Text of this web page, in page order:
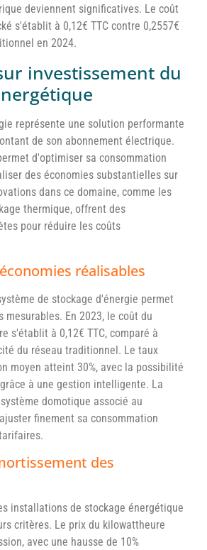
deviennent significatives. Le coût
s'établit à 0,12€ TTC contre 0,2557€
en 2024.
investissement du
représente une solution performante
de son abonnement électrique.
d'optimiser sa consommation
des économies substantielles sur
dans ce domaine, comme les
thermique, offrent des
pour réduire les coûts
réalisables
de stockage d'énergie permet
mesurables. En 2023, le coût du
s'établit à 0,12€ TTC, comparé à
du réseau traditionnel. Le taux
moyen atteint 30%, avec la possibilité
à une gestion intelligente. La
domotique associé au
finement sa consommation
des
installations de stockage énergétique
critères. Le prix du kilowattheure
avec une hausse de 10%